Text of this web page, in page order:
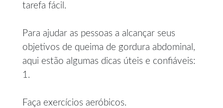
tarefa fácil.
Para ajudar as pessoas a alcançar seus
objetivos de queima de gordura abdominal,
aqui estão algumas dicas úteis e confiáveis:
1.
Faça exercícios aeróbicos.